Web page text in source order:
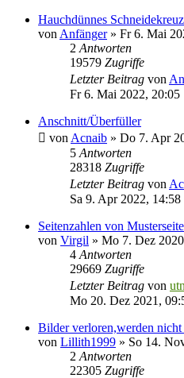
Hauchdünnes
von Anfänger» Fr 6. Mai
2 Antworten
19579 Zugriffe
Letzter Beitrag von
Fr 6. Mai 2022, 20:05
Anschnitt/Überfüller
von Acnaib » Do 7. Apr
5 Antworten
28318 Zugriffe
Letzter Beitrag von
Sa 9. Apr 2022, 14:58
Seitenzahlen von
von Virgil » Mo 7. Dez
4 Antworten
29669 Zugriffe
Letzter Beitrag von
Mo 20. Dez 2021,
Bilder verloren,werden nicht
von Lillith1999 » So 14.
2 Antworten
22305 Zugriffe